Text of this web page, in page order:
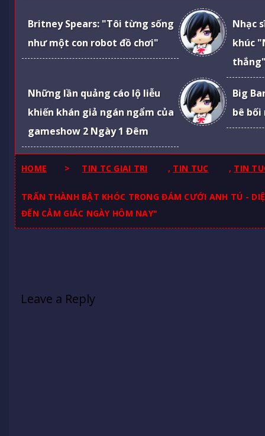
Britney Spears: "Tôi từng sống
như một con robot đồ chơi"
Nhạc
khúc
Những lần quảng cáo lộ liễu
khiến khán giả ngán ngẩm của
gameshow 2 Ngày 1 Đêm
Big
bê bối
HOME > TIN TC GIAI TRI , TIN TUC , TIN
TRẤN THÀNH BẬT KHÓC TRONG ĐÁM CƯỚI ANH TÚ -
ĐẾN CẢM GIÁC NGÀY HÔM NAY"
Leave a Reply